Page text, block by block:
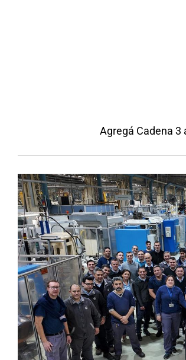
Agregá Cadena 3